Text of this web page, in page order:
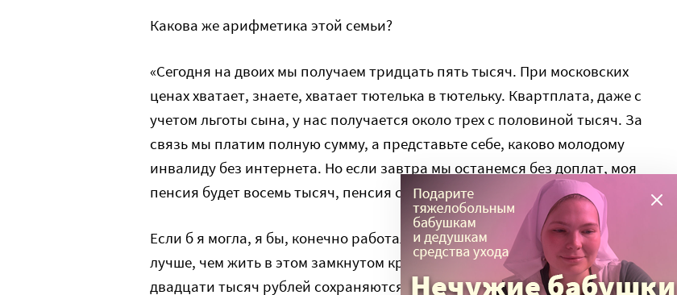
Какова же арифметика этой семьи?
«Сегодня на двоих мы получаем тридцать пять тысяч. При московских
ценах хватает, знаете, хватает тютелька в тютельку. Квартплата, даже с
учетом льготы сына, у нас получается около трех с половиной тысяч. За
связь мы платим полную сумму, а представьте себе, каково молодому
инвалиду без интернета. Но если завтра мы останемся без доплат, моя
пенсия будет восемь тысяч, пенсия сына – семь.
Если б я могла, я бы, конечно работала и жила своей жизнью – это гораздо
лучше, чем жить в этом замкнутом круге. Тем более, что при зарплате менее
двадцати тысяч рублей сохраняются московские надбавки для пенсионеров.